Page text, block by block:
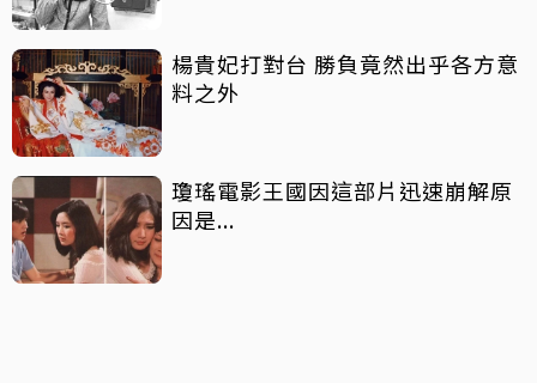
楊貴妃打對台 勝負竟然出乎各方意
料之外
瓊瑤電影王國因這部片迅速崩解原
因是...